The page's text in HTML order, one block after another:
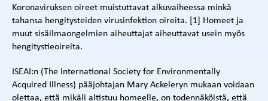
Koronaviruksen oireet muistuttavat alkuvaiheessa minkä
tahansa hengitysteiden virusinfektion oireita. [1] Homeet ja
muut sisäilmaongelmien aiheuttajat aiheuttavat usein myös
hengitystieoireita.
ISEAI:n (The International Society for Environmentally
Acquired Illness) pääjohtajan Mary Ackeleryn mukaan voidaan
olettaa, että mikäli altistuu homeelle, on todennäköistä, että